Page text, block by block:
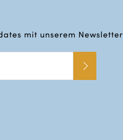
mit unserem Newsletter